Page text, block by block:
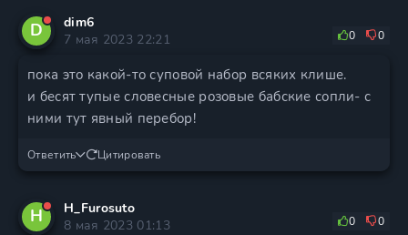
D
dim6
7 мая 2023 22:21
0 0
пока это какой-то суповой набор всяких клише.
и бесят тупые словесные розовые бабские сопли- с
ними тут явный перебор!
Ответить Цитировать
H
H_Furosuto
8 мая 2023 01:13
0 0